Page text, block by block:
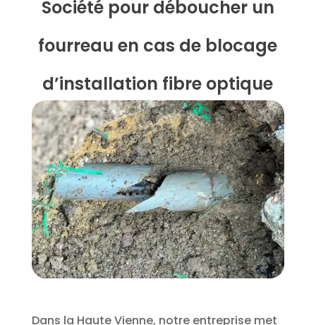
Société pour déboucher un
fourreau en cas de blocage
d’installation fibre optique
Dans la Haute Vienne, notre entreprise met